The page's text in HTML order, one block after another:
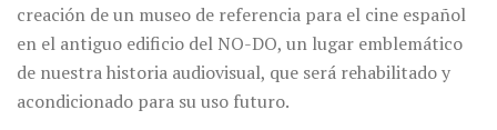
creación de un museo de referencia para el cine español
en el antiguo edificio del NO-DO, un lugar emblemático
de nuestra historia audiovisual, que será rehabilitado y
acondicionado para su uso futuro.